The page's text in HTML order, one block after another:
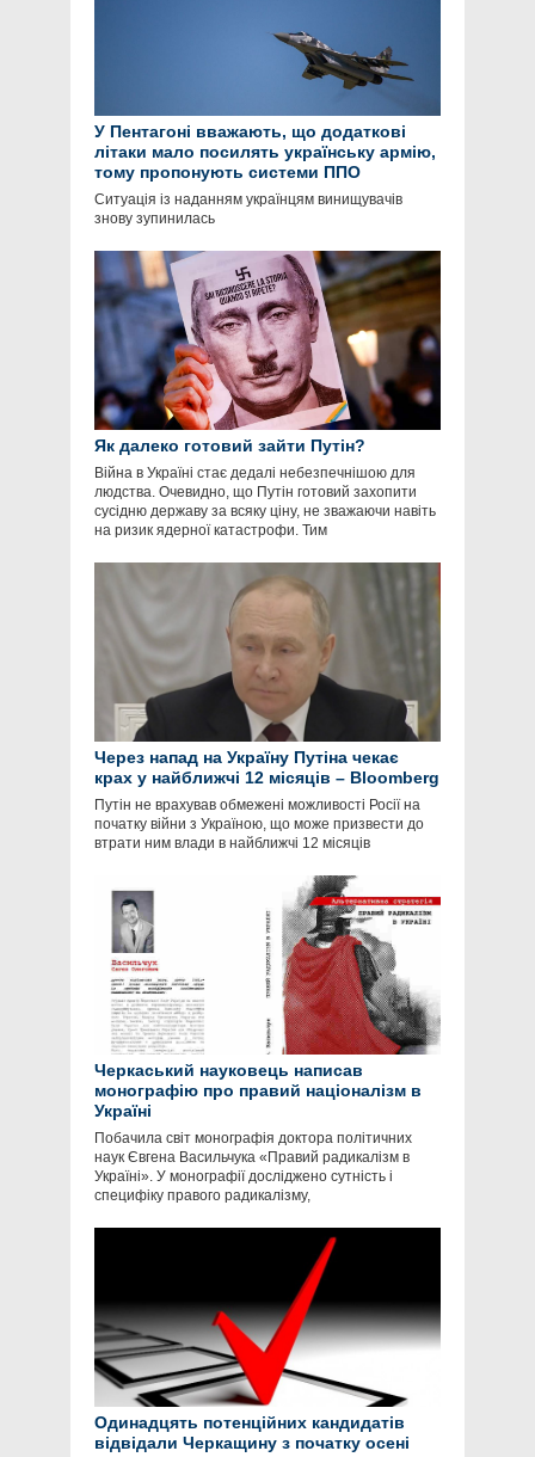
У Пентагоні вважають, що додаткові
літаки мало посилять українську армію,
тому пропонують системи ППО
Ситуація із наданням українцям винищувачів
знову зупинилась
Як далеко готовий зайти Путін?
Війна в Україні стає дедалі небезпечнішою для
людства. Очевидно, що Путін готовий захопити
сусідню державу за всяку ціну, не зважаючи навіть
на ризик ядерної катастрофи. Тим
Через напад на Україну Путіна чекає
крах у найближчі 12 місяців – Bloomberg
Путін не врахував обмежені можливості Росії на
початку війни з Україною, що може призвести до
втрати ним влади в найближчі 12 місяців
Черкаський науковець написав
монографію про правий націоналізм в
Україні
Побачила світ монографія доктора політичних
наук Євгена Васильчука «Правий радикалізм в
Україні». У монографії досліджено сутність і
специфіку правого радикалізму,
Одинадцять потенційних кандидатів
відвідали Черкащину з початку осені